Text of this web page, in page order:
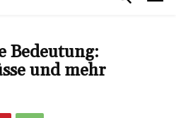
Bedeutung:
und mehr